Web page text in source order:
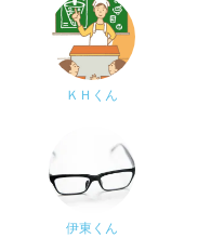
ＫＨくん
伊東くん